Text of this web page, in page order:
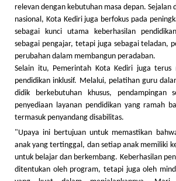
relevan dengan kebutuhan masa depan. Sejalan
nasional, Kota Kediri juga berfokus pada
sebagai kunci utama keberhasilan
sebagai pengajar, tetapi juga sebagai teladan,
perubahan dalam membangun peradaban.
Selain itu, Pemerintah Kota Kediri juga terus
pendidikan inklusif. Melalui, pelatihan guru
didik berkebutuhan khusus, pendampingan
penyediaan layanan pendidikan yang ramah
termasuk penyandang disabilitas.
"Upaya ini bertujuan untuk memastikan
anak yang tertinggal, dan setiap anak memiliki
untuk belajar dan berkembang. Keberhasilan
ditentukan oleh program, tetapi juga oleh